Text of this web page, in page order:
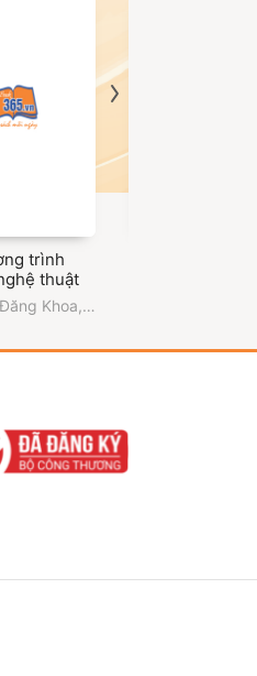
trình
thuật
Khoa,
phố Hồ Chí
Nhân,Trường